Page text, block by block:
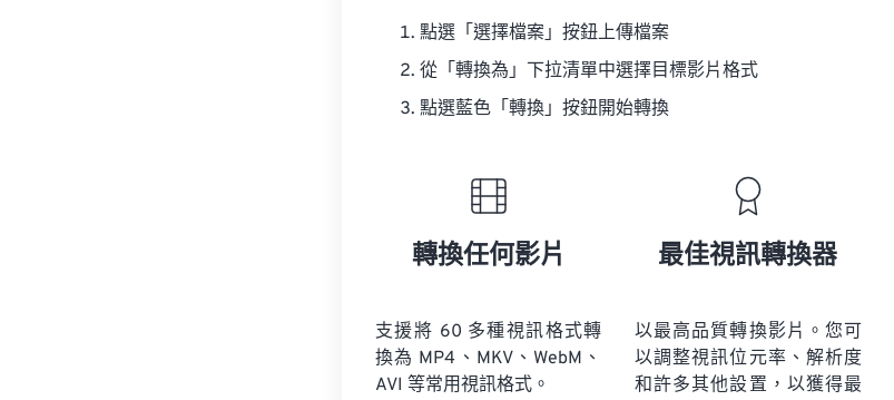
點選「選擇檔案」按鈕上傳檔案
從「轉換為」下拉清單中選擇目標影片格式
點選藍色「轉換」按鈕開始轉換
轉換任何影片
支援將 60 多種視訊格式轉
換為 MP4、MKV、WebM、
AVI 等常用視訊格式。
最佳視訊轉換器
以最高品質轉換影片。您可
以調整視訊位元率、解析度
和許多其他設置，以獲得最